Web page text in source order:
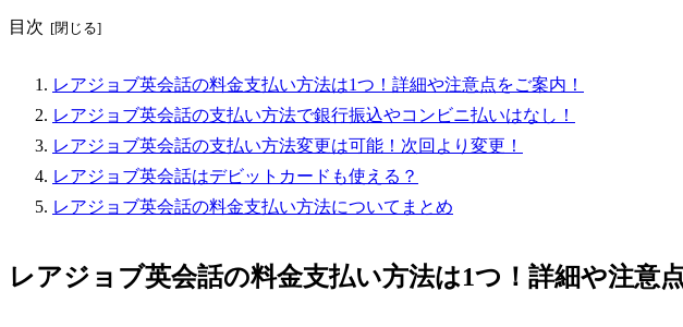
目次
レアジョブ英会話の料金支払い方法は1つ！詳細や注意点をご案内！
レアジョブ英会話の支払い方法で銀行振込やコンビニ払いはなし！
レアジョブ英会話の支払い方法変更は可能！次回より変更！
レアジョブ英会話はデビットカードも使える？
レアジョブ英会話の料金支払い方法についてまとめ
レアジョブ英会話の料金支払い方法は1つ！詳細や注意